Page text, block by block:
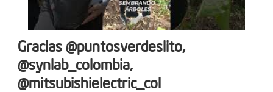
Gracias @puntosverdeslito,
@synlab_colombia,
@mitsubishielectric_col